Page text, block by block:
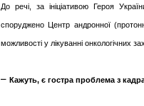
До речі, за ініціативою Героя
споруджено Центр андронної
можливості у лікуванні онкологічних
– Кажуть, є гостра проблема з